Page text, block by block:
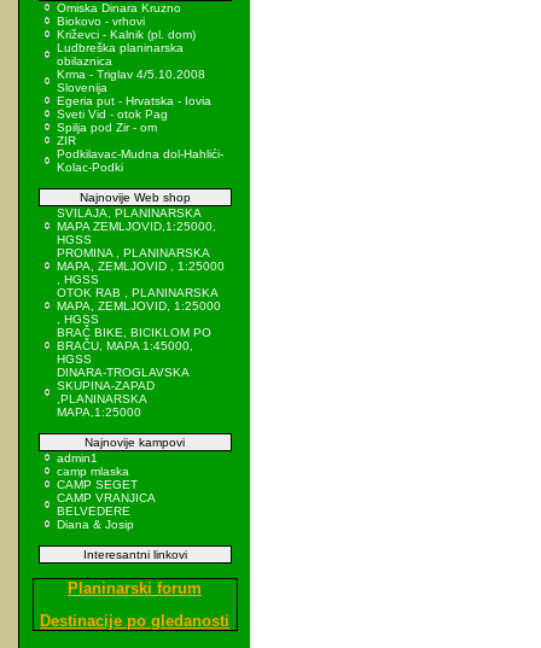
Omiska Dinara Kruzno
Biokovo - vrhovi
Križevci - Kalnik (pl. dom)
Ludbreška planinarska
obilaznica
Krma - Triglav 4/5.10.2008
Slovenija
Egeria put - Hrvatska - Iovia
Sveti Vid - otok Pag
Spilja pod Zir - om
ZIR
Podkilavac-Mudna dol-Hahlići-
Kolac-Podki
Najnovije Web shop
SVILAJA, PLANINARSKA
MAPA ZEMLJOVID,1:25000,
HGSS
PROMINA , PLANINARSKA
MAPA, ZEMLJOVID , 1:25000
, HGSS
OTOK RAB , PLANINARSKA
MAPA, ZEMLJOVID, 1:25000
, HGSS
BRAČ BIKE, BICIKLOM PO
BRAČU, MAPA 1:45000,
HGSS
DINARA-TROGLAVSKA
SKUPINA-ZAPAD
,PLANINARSKA
MAPA,1:25000
Najnovije kampovi
admin1
camp mlaska
CAMP SEGET
CAMP VRANJICA
BELVEDERE
Diana & Josip
Interesantni linkovi
Planinarski forum
Destinacije po gledanosti